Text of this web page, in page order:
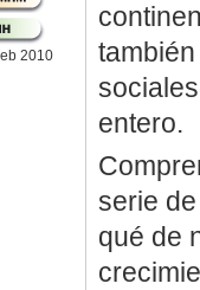
2010
entero.
serie
qué de